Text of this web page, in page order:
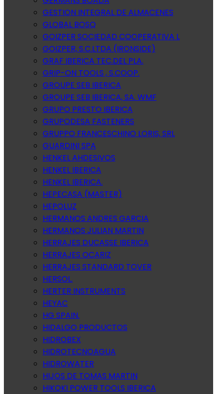
GESTION INTEGRAL DE ALMACENES
GLOBAL BOSQ
GOIZPER SOCIEDAD COOPERATIVA L
GOIZPER, S.C.LTDA (IRONSIDE)
GRAF IBERICA TEC.DEL PLA.
GRIP-ON TOOLS , S.COOP.
GROUPE SEB IBERICA
GROUPE SEB IBERICA, SA. WMF
GRUPO PRESTO IBERICA
GRUPODESA FASTENERS
GRUPPO FRANCESCHINO LORIS, SRL
GUARDINI SPA
HENKEL AHDESIVOS
HENKEL IBERICA
HENKEL IBERICA.
HEPECASA (MASTER)
HEPOLUZ
HERMANOS ANDRES GARCIA
HERMANOS JULIAN MARTIN
HERRAJES DUCASSE IBERICA
HERRAJES OCARIZ
HERRAJES STANDARD TOVER
HERSOL.
HERTER INSTRUMENTS
HEYAC
HG SPAIN.
HIDALGO PRODUCTOS
HIDROBEX
HIDROTECNOAGUA
HIDROWATER
HIJOS DE TOMAS MARTIN
HIKOKI POWER TOOLS IBERICA